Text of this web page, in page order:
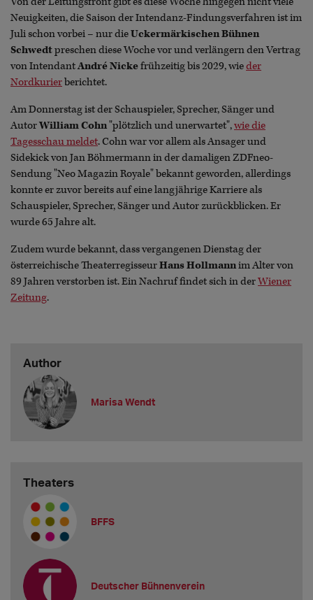
Neuigkeiten, die Saison der Intendanz-Findungsverfahren ist im
Juli schon vorbei – nur dieUckermärkischen Bühnen
Schwedtpreschen diese Woche vor und verlängern den Vertrag
von IntendantAndré Nickefrühzeitig bis 2029, wieder
Nordkurierberichtet.
Am Donnerstag ist der Schauspieler, Sprecher, Sänger und
AutorWilliam Cohn"plötzlich und unerwartet",wie die
Tagesschau meldet. Cohn war vor allem als Ansager und
Sidekick von Jan Böhmermann in der damaligen ZDFneo-
Sendung "Neo Magazin Royale" bekannt geworden, allerdings
konnte er zuvor bereits auf eine langjährige Karriere als
Schauspieler, Sprecher, Sänger und Autor zurückblicken. Er
wurde 65 Jahre alt.
Zudem wurde bekannt, dass vergangenen Dienstag der
österreichische TheaterregisseurHans Hollmannim Alter von
89 Jahren verstorben ist. Ein Nachruf findet sich in derWiener
Zeitung.
Author
Marisa Wendt
Theaters
BFFS
Deutscher Bühnenverein